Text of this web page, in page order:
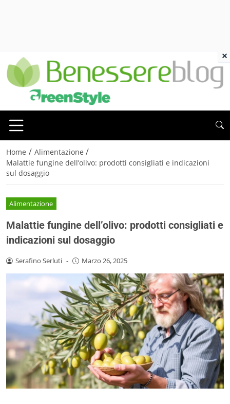
Home / Alimentazione /
Malattie fungine dell’olivo: prodotti consigliati e indicazioni
sul dosaggio
Alimentazione
Malattie fungine dell’olivo: prodotti consigliati e
indicazioni sul dosaggio
Serafino Serluti - Marzo 26, 2025
×